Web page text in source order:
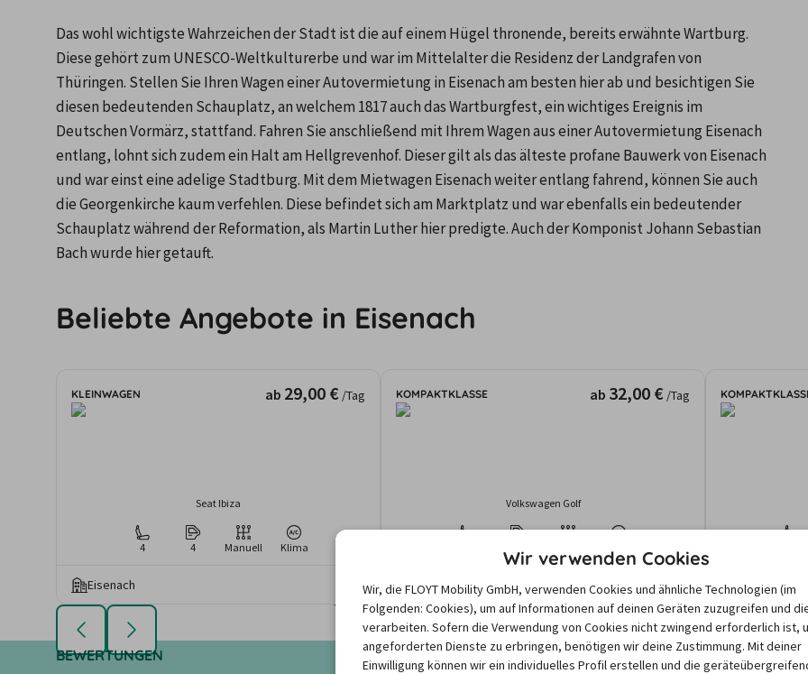
Das wohl wichtigste Wahrzeichen der Stadt ist die auf einem Hügel thronende, bereits erwähnte Wartburg.
Diese gehört zum UNESCO-Weltkulturerbe und war im Mittelalter die Residenz der Landgrafen von
Thüringen. Stellen Sie Ihren Wagen einer Autovermietung in Eisenach am besten hier ab und besichtigen Sie
diesen bedeutenden Schauplatz, an welchem 1817 auch das Wartburgfest, ein wichtiges Ereignis im
Deutschen Vormärz, stattfand. Fahren Sie anschließend mit Ihrem Wagen aus einer Autovermietung Eisenach
entlang, lohnt sich zudem ein Halt am Hellgrevenhof. Dieser gilt als das älteste profane Bauwerk von Eisenach
und war einst eine adelige Stadtburg. Mit dem Mietwagen Eisenach weiter entlang fahrend, können Sie auch
die Georgenkirche kaum verfehlen. Diese befindet sich am Marktplatz und war ebenfalls ein bedeutender
Schauplatz während der Reformation, als Martin Luther hier predigte. Auch der Komponist Johann Sebastian
Bach wurde hier getauft.
Beliebte Angebote in Eisenach
KLEINWAGEN ab 29,00 € /Tag
Seat Ibiza
4 4 Manuell Klima
Eisenach
KOMPAKTKLASSE ab 32,00 € /Tag
Volkswagen Golf
Eisenach Eisenach
Die angezeigten Angebote und Preise basieren auf den Suchergebnissen der letzten Tage.
Mietdauer und dem Zeitraum abhängen, können die nach einer Suche angezeigten
BEWERTUNGEN
Wir verwenden Cookies
Wir, die FLOYT Mobility GmbH, verwenden Cookies und ähnliche Technologien (im
Folgenden: Cookies), um auf Informationen auf deinen Geräten zuzugreifen und
verarbeiten. Sofern die Verwendung von Cookies nicht zwingend erforderlich ist,
angeforderten Dienste zu erbringen, benötigen wir deine Zustimmung. Mit deiner
Einwilligung können wir ein individuelles Profil erstellen und die